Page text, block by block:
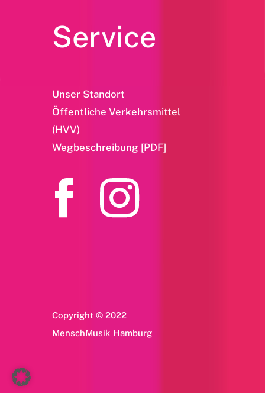
Service
Unser Standort
Öffentliche Verkehrsmittel
(HVV)
Wegbeschreibung [PDF]
Copyright © 2022
MenschMusik Hamburg